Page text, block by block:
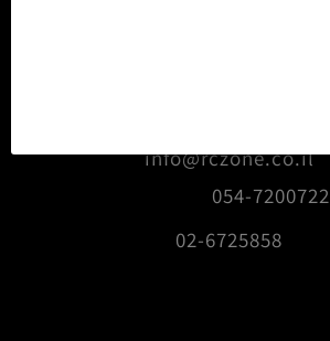
info@rczone.co.il
054-7200722
02-6725858